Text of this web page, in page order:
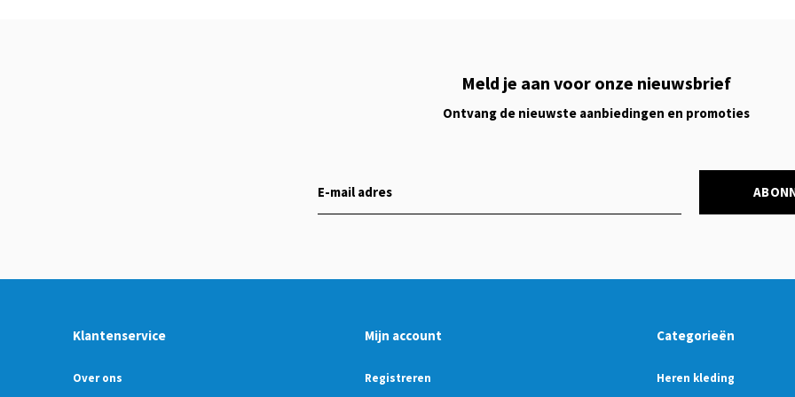
Meld je aan voor onze nieuwsbrief
Ontvang de nieuwste aanbiedingen en promoties
Klantenservice
Over ons
Mijn account
Registreren
Categorieën
Heren kleding